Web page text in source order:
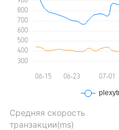
Средняя скорость
транзакции(ms)